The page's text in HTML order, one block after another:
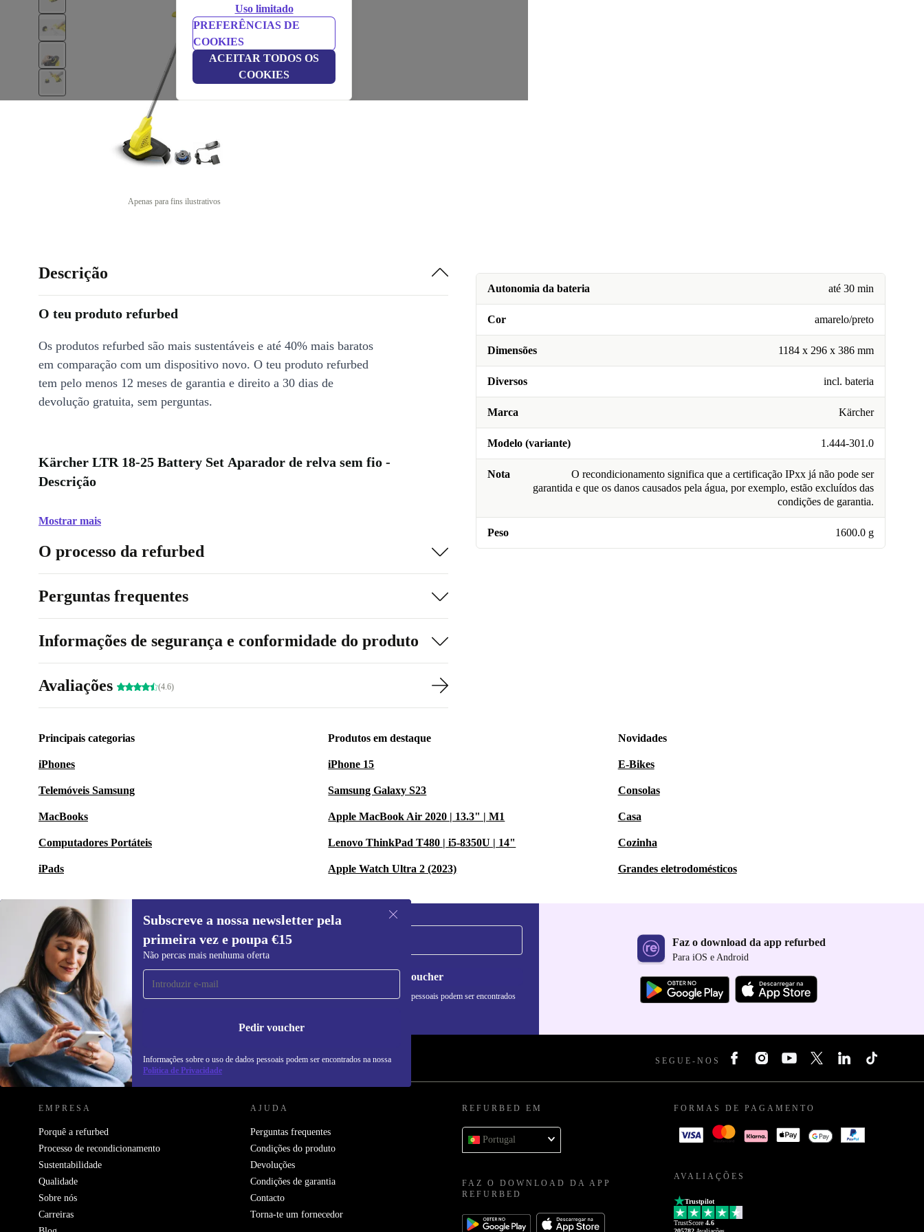
Uso limitado
PREFERÊNCIAS DE
COOKIES
ACEITAR TODOS OS
COOKIES
Apenas para fins ilustrativos
Autonomia da bateria até 30 min
Cor amarelo/preto
Dimensões 1184 x 296 x 386 mm
Diversos incl. bateria
Marca Kärcher
Modelo (variante) 1.444-301.0
Nota
O recondicionamento significa que a certificação IPxx já não pode ser
garantida e que os danos causados pela água, por exemplo, estão excluídos das
condições de garantia.
Peso 1600.0 g
Descrição
O teu produto refurbed
Os produtos refurbed são mais sustentáveis e até 40% mais baratos
em comparação com um dispositivo novo. O teu produto refurbed
tem pelo menos 12 meses de garantia e direito a 30 dias de
devolução gratuita, sem perguntas.
Kärcher LTR 18-25 Battery Set Aparador de relva sem fio -
Descrição
Mostrar mais
O processo da refurbed
Perguntas frequentes
Informações de segurança e conformidade do produto
Avaliações (4.6)
Principais categorias
iPhones
Telemóveis Samsung
MacBooks
Computadores Portáteis
iPads
Produtos em destaque
iPhone 15
Samsung Galaxy S23
Apple MacBook Air 2020 | 13.3" | M1
Lenovo ThinkPad T480 | i5-8350U | 14"
Apple Watch Ultra 2 (2023)
Novidades
E-Bikes
Consolas
Casa
Cozinha
Grandes eletrodomésticos
Subscreve a nossa newsletter pela
primeira vez e poupa €15
Não percas mais nenhuma oferta
Pedir voucher
Informações sobre o uso de dados pessoais podem ser encontrados na nossa
Política de Privacidade
Subscreve a nossa newsletter pela
primeira vez e poupa 15€!
Não percas mais nenhuma oferta.
Pedir voucher
Informações sobre o uso de dados pessoais podem ser encontrados
Faz o download da app refurbed
Para iOS e Android
REFURBED PORTUGAL - RETHINK NEW. SEGUE-NOS
EMPRESA
Porquê a refurbed
Processo de recondicionamento
Sustentabilidade
Qualidade
Sobre nós
Carreiras
AJUDA
Perguntas frequentes
Condições do produto
Devoluções
Condições de garantia
Contacto
Torna-te um fornecedor
REFURBED EM
Portugal
FAZ O DOWNLOAD DA APP
REFURBED
FORMAS DE PAGAMENTO
AVALIAÇÕES
Trustpilot
TrustScore 4.6